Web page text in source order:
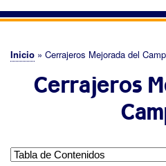
principal
CERRAJEROS MADRID
MADRID CAPITAL
NORTE DE MADRID
ESTE DE MADRID
SUR DE MADRID
OESTE DE MADRID
Sobrescribir
enlaces
a
Inicio Cerrajeros Mejorada del
Cerrajeros